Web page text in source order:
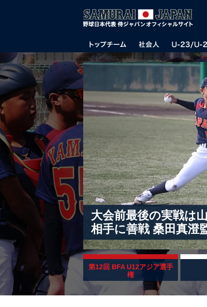
大会前最後の実戦は
相手に善戦 桑田真澄
第12回 BFA U12アジア選手
権